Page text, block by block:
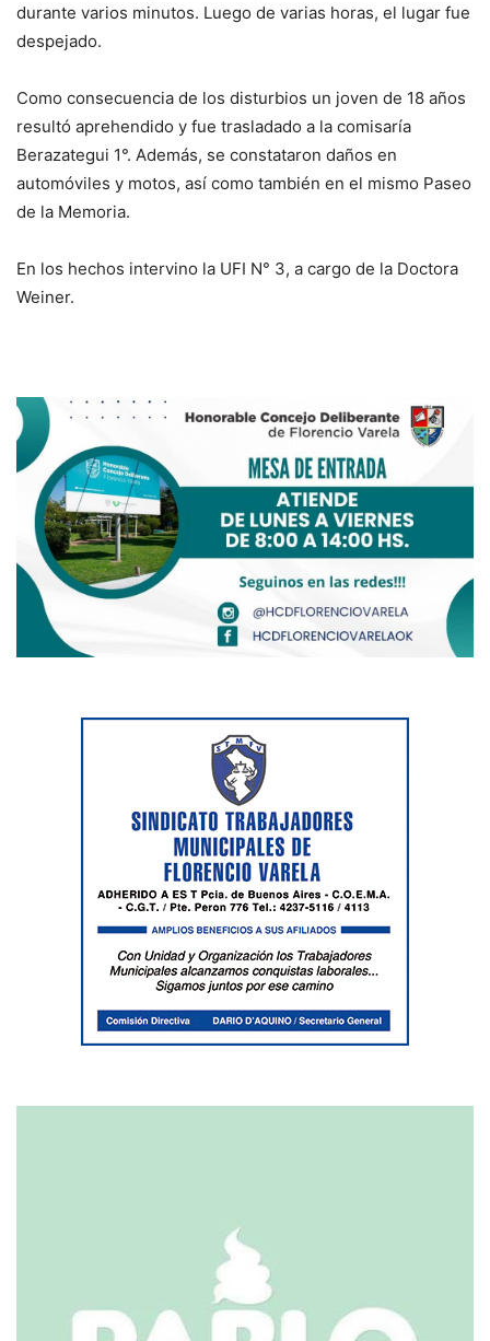
durante varios minutos. Luego de varias horas, el lugar fue
despejado.
Como consecuencia de los disturbios un joven de 18 años
resultó aprehendido y fue trasladado a la comisaría
Berazategui 1°. Además, se constataron daños en
automóviles y motos, así como también en el mismo Paseo
de la Memoria.
En los hechos intervino la UFI N° 3, a cargo de la Doctora
Weiner.